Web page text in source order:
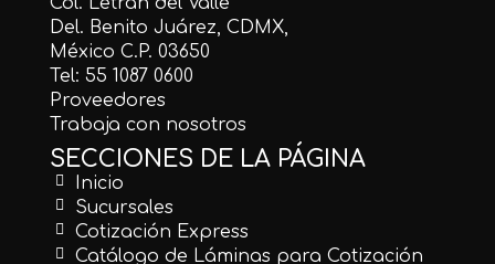
Del. Benito Juárez, CDMX,
México C.P. 03650
Tel: 55 1087 0600
Proveedores
Trabaja con nosotros
SECCIONES DE LA PÁGINA
Inicio
Sucursales
Cotización Express
Catálogo de Láminas para Cotización